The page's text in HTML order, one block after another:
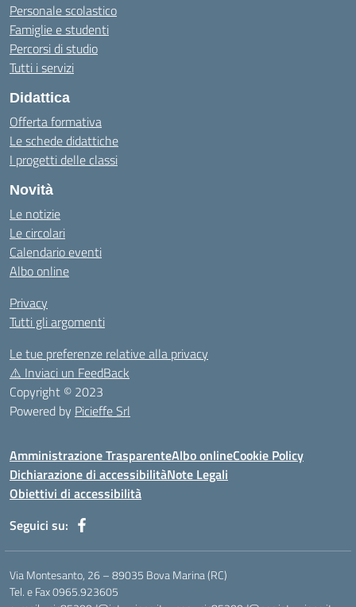
Personale scolastico
Famiglie e studenti
Percorsi di studio
Tutti i servizi
Didattica
Offerta formativa
Le schede didattiche
I progetti delle classi
Novità
Le notizie
Le circolari
Calendario eventi
Albo online
Privacy
Tutti gli argomenti
Le tue preferenze relative alla privacy
⚠️ Inviaci un FeedBack
Copyright © 2023
Powered by Picieffe Srl
Amministrazione TrasparenteAlbo onlineCookie Policy
Dichiarazione di accessibilitàNote Legali
Obiettivi di accessibilità
Seguici su:
Via Montesanto, 26 – 89035 Bova Marina (RC)
Tel. e Fax 0965.923605